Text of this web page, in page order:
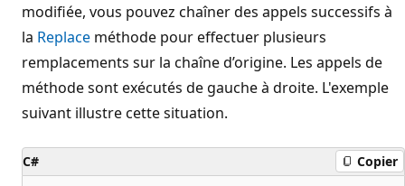
modifiée, vous pouvez chaîner des appels successifs à
la Replace méthode pour effectuer plusieurs
remplacements sur la chaîne d’origine. Les appels de
méthode sont exécutés de gauche à droite. L'exemple
suivant illustre cette situation.
C# Copier